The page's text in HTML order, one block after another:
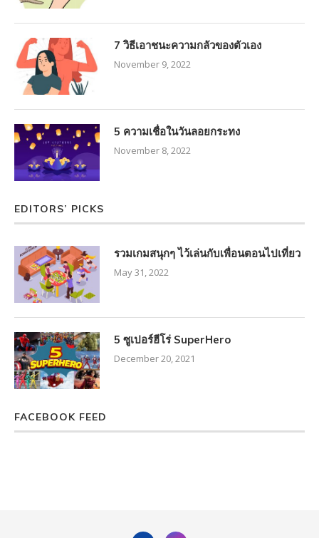
7 วิธีเอาชนะความกลัวของตัวเอง
November 9, 2022
5 ความเชื่อในวันลอยกระทง
November 8, 2022
EDITORS’ PICKS
รวมเกมสนุกๆ ไว้เล่นกับเพื่อนตอนไปเที่ยว
May 31, 2022
5 ซูเปอร์ฮีโร่ SuperHero
December 20, 2021
FACEBOOK FEED